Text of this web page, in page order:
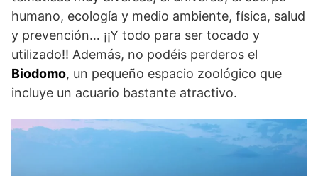
humano, ecología y medio ambiente, física, salud
y prevención… ¡¡Y todo para ser tocado y
utilizado!! Además, no podéis perderos el
Biodomo, un pequeño espacio zoológico que
incluye un acuario bastante atractivo.